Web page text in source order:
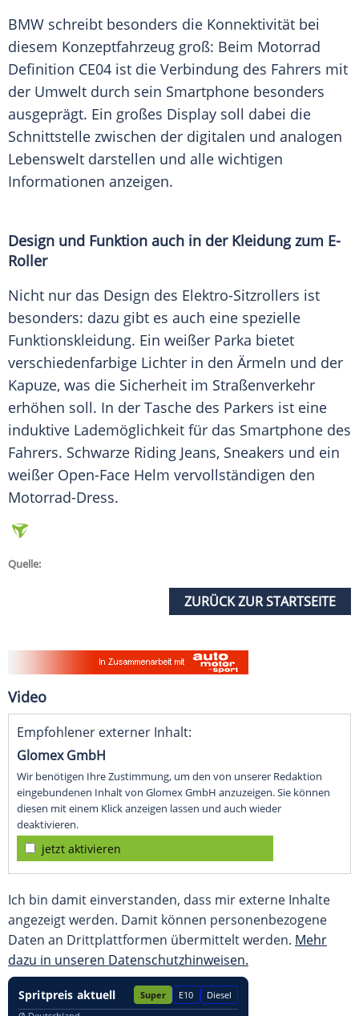
BMW schreibt besonders die Konnektivität bei
diesem Konzeptfahrzeug groß: Beim Motorrad
Definition CE04 ist die Verbindung des Fahrers mit
der Umwelt durch sein Smartphone besonders
ausgeprägt. Ein großes Display soll dabei die
Schnittstelle zwischen der digitalen und analogen
Lebenswelt darstellen und alle wichtigen
Informationen anzeigen.
Design und Funktion auch in der Kleidungzum E-
Roller
Nicht nur das Design des Elektro-Sitzrollers ist
besonders: dazu gibt es auch eine spezielle
Funktionskleidung. Ein weißer Parka bietet
verschiedenfarbige Lichter in den Ärmeln und der
Kapuze, was die Sicherheit im Straßenverkehr
erhöhen soll. In der Tasche des Parkers ist eine
induktive Lademöglichkeit für das Smartphone des
Fahrers. Schwarze Riding Jeans, Sneakers und ein
weißer Open-Face Helm vervollständigen den
Motorrad-Dress.
Quelle:
ZURÜCK ZUR STARTSEITE
Video
Empfohlener externer Inhalt:
Glomex GmbH
Wir benötigen Ihre Zustimmung, um den von unserer Redaktion
eingebundenen Inhalt von Glomex GmbH anzuzeigen. Sie können
diesen mit einem Klick anzeigen lassen und auch wieder
deaktivieren.
jetzt aktivieren
Ich bin damit einverstanden, dass mir externe Inhalte
angezeigt werden. Damit können personenbezogene
Daten an Drittplattformen übermittelt werden. Mehr
dazu in unseren Datenschutzhinweisen.